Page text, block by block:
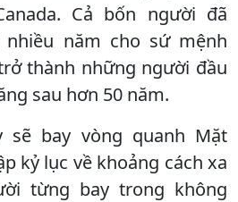
Cả bốn người đã
năm cho sứ mệnh
thành những người đầu
sau hơn 50 năm.
sẽ bay vòng quanh Mặt
kỷ lục về khoảng cách xa
từng bay trong không